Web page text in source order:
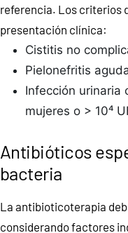
referencia. Los criterios
presentación clínica:
Cistitis no
Pielonefritis
Infección urinaria
mujeres o > 10⁴
Antibióticos
bacteria
La antibioticoterapia
considerando factores